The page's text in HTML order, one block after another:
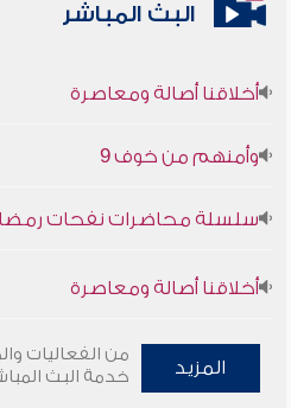
البث المباشر
أخلاقنا أصالة ومعاصرة
وأمنهم من خوف 9
أخلاقنا أصالة ومعاصرة
سلسلة محاضرات نفحات رمضانية
المزيد
من الفعاليات
خدمة البث